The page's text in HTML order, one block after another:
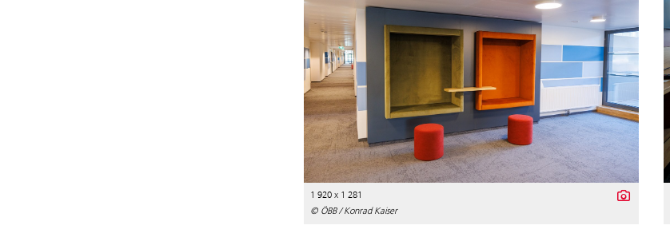
1 920 x 1 281
© ÖBB / Konrad Kaiser